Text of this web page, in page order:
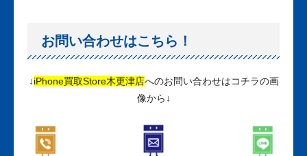
お問い合わせはこちら！
↓iPhone買取Store木更津店へのお問い合わせはコチラの画
像から↓